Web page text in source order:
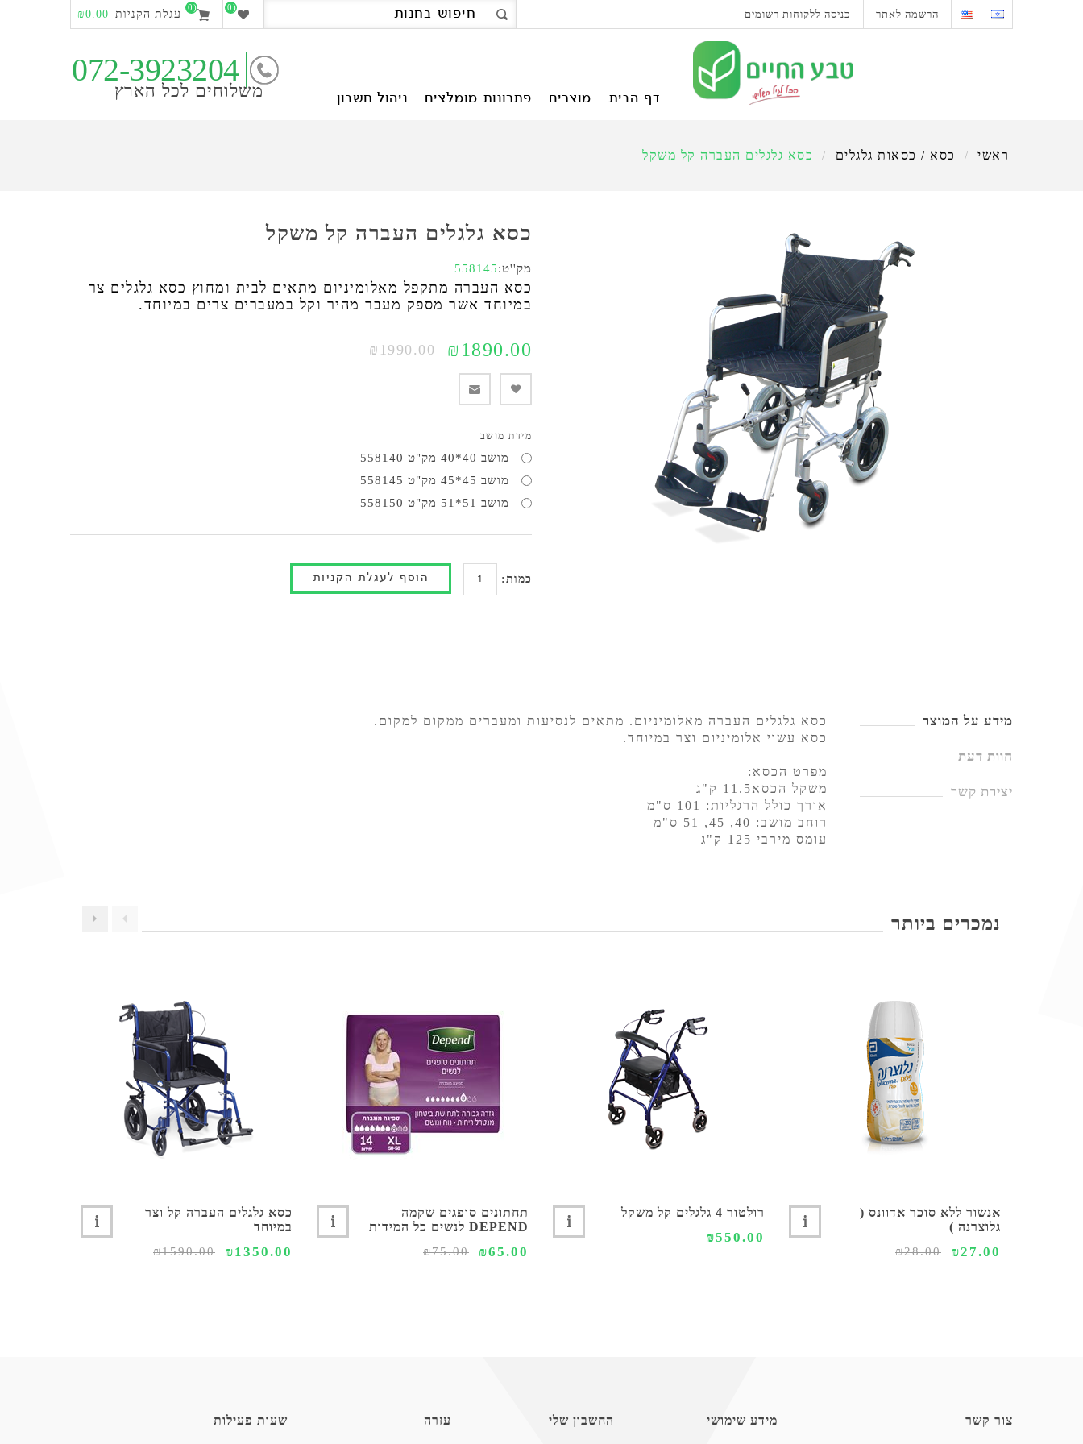
הרשמה לאתר כניסה ללקוחות רשומים
(0)
(0)
עגלת הקניות ₪0.00
דף הבית מוצרים פתרונות מומלצים ניהול חשבון
072-3923204
משלוחים לכל הארץ
ראשי / כסא / כסאות גלגלים / כסא גלגלים העברה קל משקל
כסא גלגלים העברה קל משקל
מק''ט:558145
כסא העברה מתקפל מאלומיניום מתאים לבית ומחוץ כסא גלגלים צר
במיוחד אשר מספק מעבר מהיר וקל במעברים צרים במיוחד.
₪1890.00
₪1990.00
מידת מושב
מושב 40*40 מק"ט 558140
מושב 45*45 מק"ט 558145
מושב 51*51 מק"ט 558150
כמות:
מידע על המוצר
חוות דעת
יצירת קשר
כסא גלגלים העברה מאלומיניום. מתאים לנסיעות ומעברים ממקום למקום.
כסא עשוי אלומיניום וצר במיוחד.
מפרט הכסא:
משקל הכסא11.5 ק"ג
אורך כולל הרגליות: 101 ס"מ
רוחב מושב: 40, 45, 51 ס"מ
עומס מירבי 125 ק"ג
נמכרים ביותר
אנשור ללא סוכר אדוונס (
גלוצרנה )
₪27.00
₪28.00
רולטור 4 גלגלים קל משקל
₪550.00
תחתונים סופגים שקמה
DEPEND לנשים כל המידות
₪65.00
₪75.00
כסא גלגלים העברה קל וצר
במיוחד
₪1350.00
₪1590.00
צור קשר מידע שימושי החשבון שלי עזרה שעות פעילות